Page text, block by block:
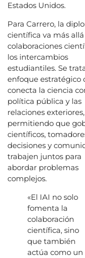
Estados Unidos.
Para Carrero, la
científica va más
colaboraciones
los intercambios
estudiantiles. Se
enfoque estratégico
conecta la ciencia
política pública y las
relaciones exteriores,
permitiendo que
científicos,
decisiones y
trabajen juntos para
abordar problemas
complejos.
«El IAI no solo
fomenta la
colaboración
científica, sino
que también
actúa como un